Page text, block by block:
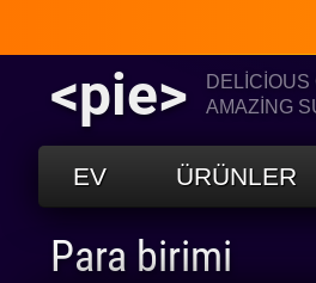
<pie>
DELICIOUS
AMAZING
EV ÜRÜNLER
Para birimi